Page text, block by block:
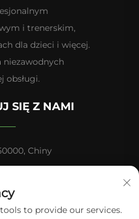
i trenerskim,
dla dzieci i więcej.
niezawodnych
obsługi.
SIĘ Z NAMI
Chiny
to provide our services.